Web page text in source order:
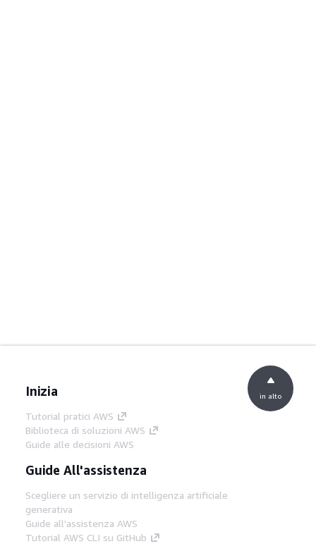
Inizia
Tutorial pratici AWS
Biblioteca di soluzioni AWS
Guide alle decisioni AWS
Guide All'assistenza
Scegliere un servizio di intelligenza artificiale
generativa
Guide all'assistenza AWS
Tutorial AWS CLI su GitHub
in alto